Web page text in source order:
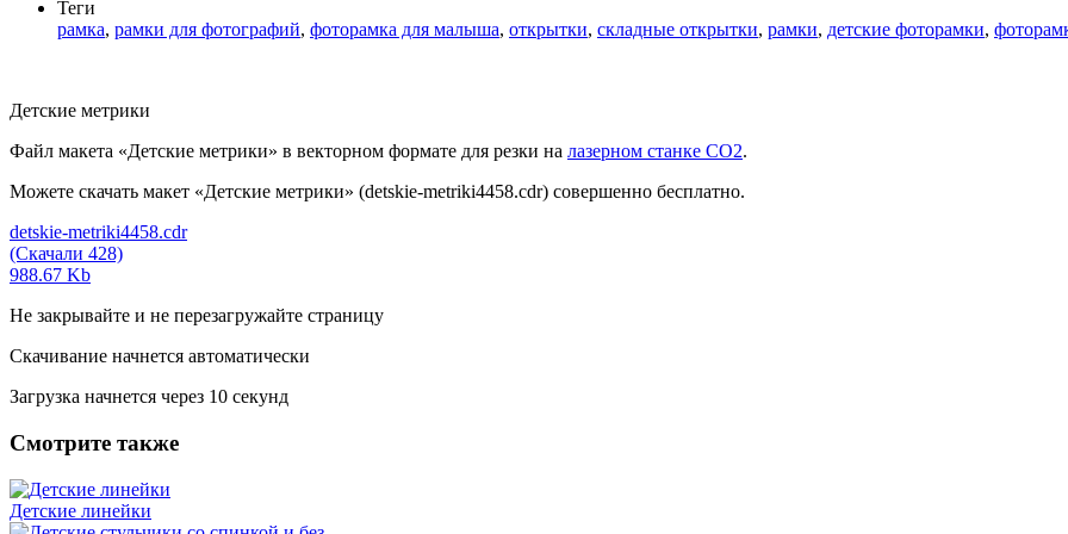
Теги
рамка, рамки для фотографий, фоторамка для малыша, открытки, складные открытки, рамки, детские фоторамки,
Детские метрики
Файл макета «Детские метрики» в векторном формате для резки на лазерном станке СО2.
Можете скачать макет «Детские метрики» (detskie-metriki4458.cdr) совершенно бесплатно.
detskie-metriki4458.cdr
(Скачали 428)
988.67 Kb
Не закрывайте и не перезагружайте страницу
Скачивание начнется автоматически
Загрузка начнется через 10 секунд
Смотрите также
Детские линейки